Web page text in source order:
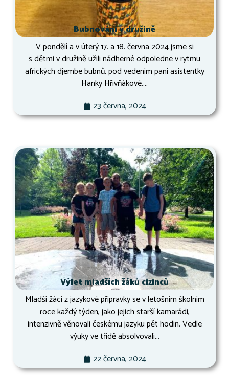
Bubnování v družině
V pondělí a v úterý 17. a 18. června 2024 jsme si
s dětmi v družině užili nádherné odpoledne v rytmu
afrických djembe bubnů, pod vedením paní asistentky
Hanky Hřivňákové....
23 června, 2024
Výlet mladších žáků cizinců
Mladší žáci z jazykové přípravky se v letošním školním
roce každý týden, jako jejich starší kamarádi,
intenzivně věnovali českému jazyku pět hodin. Vedle
výuky ve třídě absolvovali...
22 června, 2024